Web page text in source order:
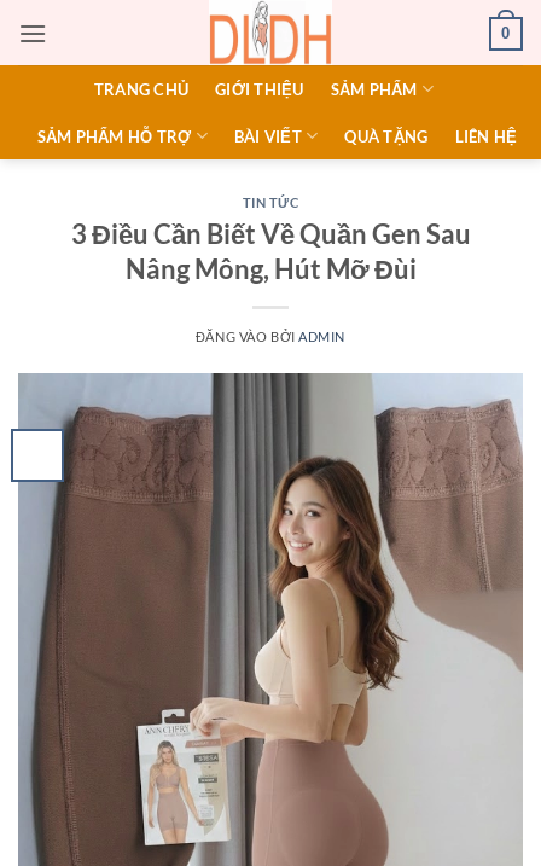
qua
0
TRANG CHỦ GIỚI THIỆU SẢM PHẨM
SẢM PHẨM HỖ TRỢ BÀI VIẾT QUÀ TẶNG LIÊN HỆ
TIN TỨC
3 Điều Cần Biết Về Quần Gen Sau
Nâng Mông, Hút Mỡ Đùi
ĐĂNG VÀO BỞI ADMIN